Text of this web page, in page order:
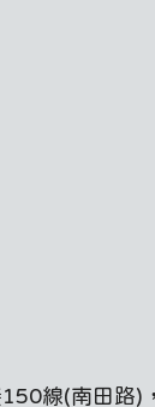
線(南田路)